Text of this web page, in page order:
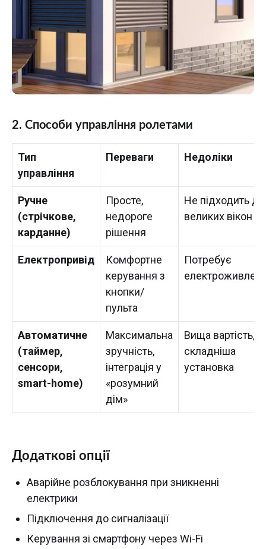
2. Способи управління ролетами
Тип
управління
Переваги Недоліки
Ручне
(стрічкове,
карданне)
Просте,
недороге
рішення
Не підходить
великих вікон
Електропривід
Комфортне
керування з
кнопки/
пульта
Потребує
Автоматичне
(таймер,
сенсори,
smart-home)
Максимальна
зручність,
інтеграція у
«розумний
дім»
Вища вартість,
складніша
установка
Додаткові опції
Аварійне розблокування при зникненні
електрики
Підключення до сигналізації
Керування зі смартфону через Wi-Fi